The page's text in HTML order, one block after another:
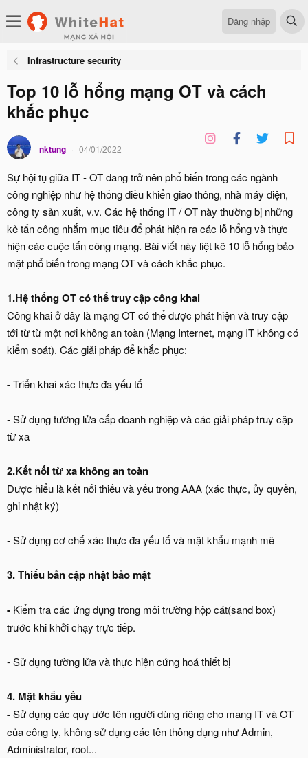
Đăng nhập
Infrastructure security
Top 10 lỗ hổng mạng OT và cách
khắc phục
nktung 04/01/2022
Sự hội tụ giữa IT - OT đang trở nên phổ biến trong các ngành
công nghiệp như hệ thống điều khiển giao thông, nhà máy điện,
công ty sản xuất, v.v. Các hệ thống IT / OT này thường bị những
kẻ tấn công nhắm mục tiêu để phát hiện ra các lỗ hổng và thực
hiện các cuộc tấn công mạng. Bài viết này liệt kê 10 lỗ hổng bảo
mật phổ biến trong mạng OT và cách khắc phục.
1.Hệ thống OT có thể truy cập công khai
Công khai ở đây là mạng OT có thể được phát hiện và truy cập
tới từ từ một nơi không an toàn (Mạng Internet, mạng IT không có
kiểm soát). Các giải pháp để khắc phục:
-Triển khai xác thực đa yếu tố
- Sử dụng tường lửa cấp doanh nghiệp và các giải pháp truy cập
từ xa
2.Kết nối từ xa không an toàn
Được hiểu là kết nối thiếu và yếu trong AAA (xác thực, ủy quyền,
ghi nhật ký)
- Sử dụng cơ chế xác thực đa yếu tố và mật khẩu mạnh mẽ
3. Thiếu bản cập nhật bảo mật
- Kiểm tra các ứng dụng trong môi trường hộp cát(sand box)
trước khi khởi chạy trực tiếp.
- Sử dụng tường lửa và thực hiện cứng hoá thiết bị
4. Mật khẩu yếu
-Sử dụng các quy ước tên người dùng riêng cho mang IT và OT
của công ty, không sử dụng các tên thông dụng như Admin,
Administrator, root...